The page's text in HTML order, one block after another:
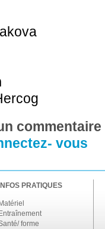
vous
INFOS PRATIQUES
Matériel
Entraînement
forme